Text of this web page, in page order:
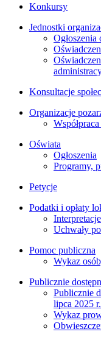
Konkursy
Jednostki
Ogłoszenia
Konsultacje
Organizacje
Oświata
Ogłoszenia
Programy,
Petycje
Podatki i opłaty
Uchwały
Pomoc publiczna
Wykaz
Publicznie
Publicznie
lipca 2025 r.
Wykaz